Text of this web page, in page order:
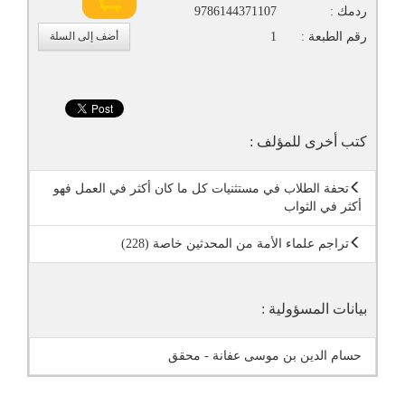
أضف إلى السلة
ردمك :
9786144371107
رقم الطبعة :
1
كتب أخرى للمؤلف :
تحفة الطلاب في مستثنيات كل ما كان أكثر في العمل فهو
أكثر في الثواب
تراجم علماء الأمة من المحدثين خاصة (228)
بيانات المسؤولية :
حسام الدين بن موسى عفانة - محقق